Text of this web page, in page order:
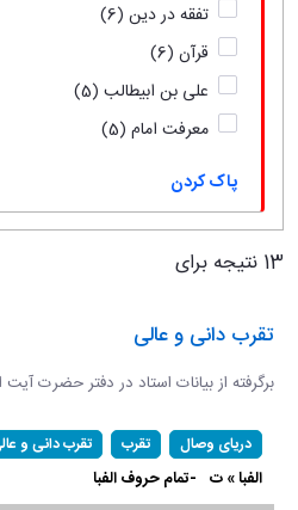
تفقه در دین (6)
قرآن (6)
علی بن ابیطالب (5)
معرفت امام (5)
پاک کردن
13 نتیجه برای
تقرب دانی و عالی
برگرفته از بیانات استاد در دفتر حضرت آیت
دریای وصال تقرب تقرب دانی و
الفبا » ت -تمام حروف الفبا